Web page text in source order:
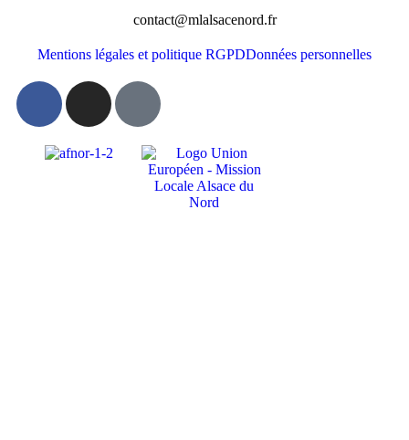
contact@mlalsacenord.fr
Mentions légales et politique RGPDDonnées personnelles